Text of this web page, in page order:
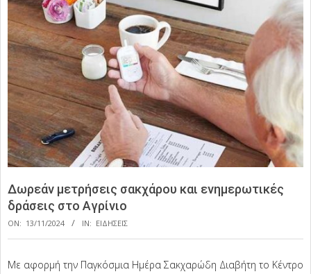
Δωρεάν μετρήσεις σακχάρου και ενημερωτικές
δράσεις στο Αγρίνιο
ON: 13/11/2024 IN: ΕΙΔΗΣΕΙΣ
Με αφορμή την Παγκόσμια Ημέρα Σακχαρώδη Διαβήτη το Κέντρο